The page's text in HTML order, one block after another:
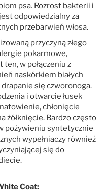
psa. Rozrost bakterii i
odpowiedzialny za
przebarwień włosa.
przyczyną złego
pokarmowe,
ten, w połączeniu z
naskórkiem białych
się czworonoga.
i otwarcie łusek
chłonięcie
żółknięcie. Bardzo często
pożywieniu syntetycznie
wypełniaczy również
się do
Coat: